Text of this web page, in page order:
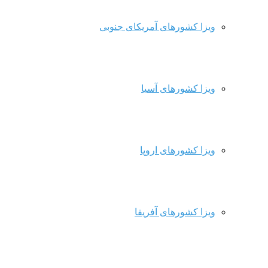
ویزا کشورهای آمریکای جنوبی
ویزا کشورهای آسیا
ویزا کشورهای اروپا
ویزا کشورهای آفریقا